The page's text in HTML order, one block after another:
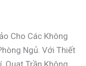
Cho Các Không
Ngủ. Với Thiết
Quạt Trần Không